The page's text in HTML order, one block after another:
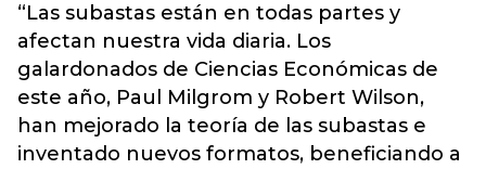
“Las subastas están en todas partes y
afectan nuestra vida diaria. Los
galardonados de Ciencias Económicas de
este año, Paul Milgrom y Robert Wilson,
han mejorado la teoría de las subastas e
inventado nuevos formatos, beneficiando a